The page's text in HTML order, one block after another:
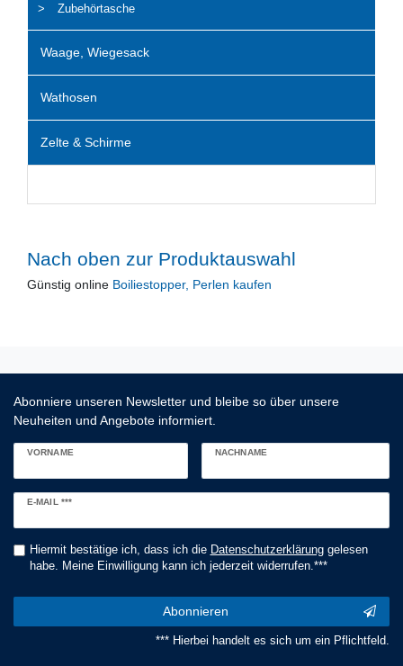
Zubehörtasche
Waage, Wiegesack
Wathosen
Zelte & Schirme
Nach oben zur Produktauswahl
Günstig online Boiliestopper, Perlen kaufen
Abonniere unseren Newsletter und bleibe so über unsere
Neuheiten und Angebote informiert.
VORNAME NACHNAME
E-MAIL ***
Newsletter
Hiermit bestätige ich, dass ich die Daten­schutz­erklärunggelesen
habe. Meine Einwilligung kann ich jederzeit widerrufen.***
Abonnieren
*** Hierbei handelt es sich um ein Pflichtfeld.